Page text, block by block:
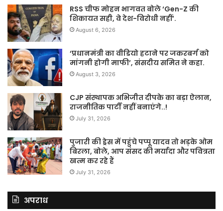
RSS चीफ मोहन भागवत बोले ‘Gen-Z की
शिकायत सही, वे देश-विरोधी नहीं’.
August 6, 2026
‘प्रधानमंत्री का वीडियो हटाने पर जकरबर्ग को
मांगनी होगी माफी’, संसदीय समित ने कहा.
August 3, 2026
CJP संस्थापक अभिजीत दीपके का बड़ा ऐलान,
राजनीतिक पार्टी नहीं बनाएंगे..!
July 31, 2026
पुजारी की ड्रेस में पहुंचे पप्पू यादव तो भड़के ओम
बिरला, बोले, आप संसद की मर्यादा और पवित्रता
खत्म कर रहे हैं
July 31, 2026
अपराध